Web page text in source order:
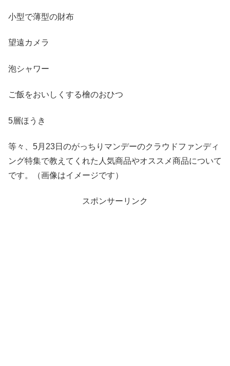
小型で薄型の財布
望遠カメラ
泡シャワー
ご飯をおいしくする檜のおひつ
5層ほうき
等々、5月23日のがっちりマンデーのクラウドファンディ
ング特集で教えてくれた人気商品やオススメ商品について
です。（画像はイメージです）
スポンサーリンク